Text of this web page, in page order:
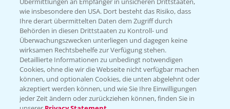
Kontakt & Notfall
Beratung auf WhatsApp
T.+49 (0)174 346 564 1
KONTAKT
wie insbesondere den USA. Dort besteht das Risiko, dass
Ihre derart übermittelten Daten dem Zugriff durch
Behörden in diesen Drittstaaten zu Kontroll- und
Überwachungszwecken unterliegen und dagegen keine
wirksamen Rechtsbehelfe zur Verfügung stehen.
Detaillierte Informationen zu unbedingt notwendigen
Cookies, ohne die wir die Webseite nicht verfügbar machen
können, und optionalen Cookies, die unten abgelehnt oder
akzeptiert werden können, und wie Sie Ihre Einwilligungen
jeder Zeit ändern oder zurückziehen können, finden Sie in